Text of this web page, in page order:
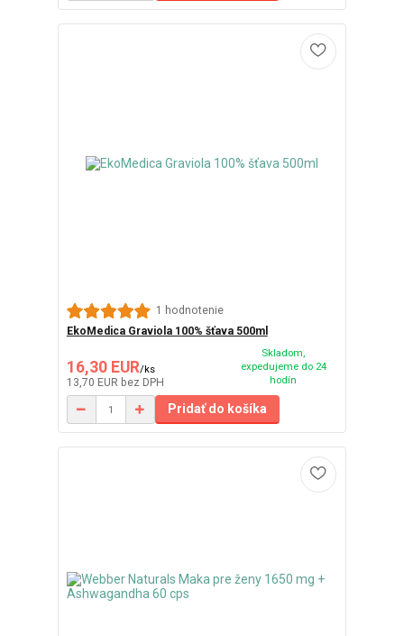
1 hodnotenie
EkoMedica Graviola 100% šťava 500ml
16,30 EUR/ks
13,70 EUR bez DPH
Skladom,
expedujeme do 24
hodín
Pridať do košíka